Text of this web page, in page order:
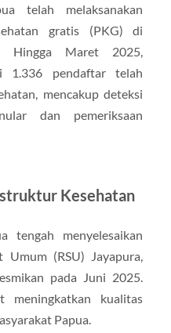
telah melaksanakan
gratis (PKG) di
Hingga Maret 2025,
1.336 pendaftar telah
mencakup deteksi
dan pemeriksaan
Kesehatan
tengah menyelesaikan
Umum (RSU) Jayapura,
pada Juni 2025.
meningkatkan kualitas
Papua.